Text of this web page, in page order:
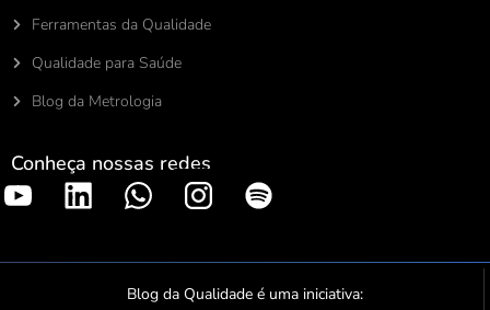
Ferramentas da Qualidade
Qualidade para Saúde
Blog da Metrologia
Conheça nossas redes
S
o
t
Blog da Qualidade é uma iniciativa: